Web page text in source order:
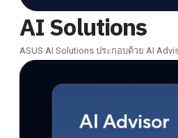
AI Solutions
ASUS AI Solutions ประกอบด้วย AI